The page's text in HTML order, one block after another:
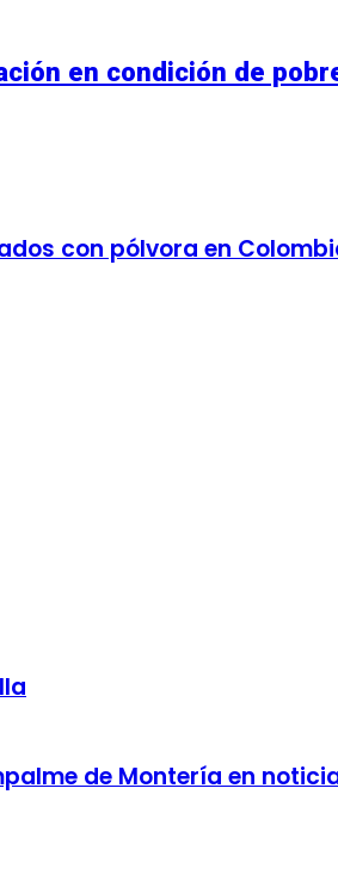
en condición de
con pólvora en
de Montería en